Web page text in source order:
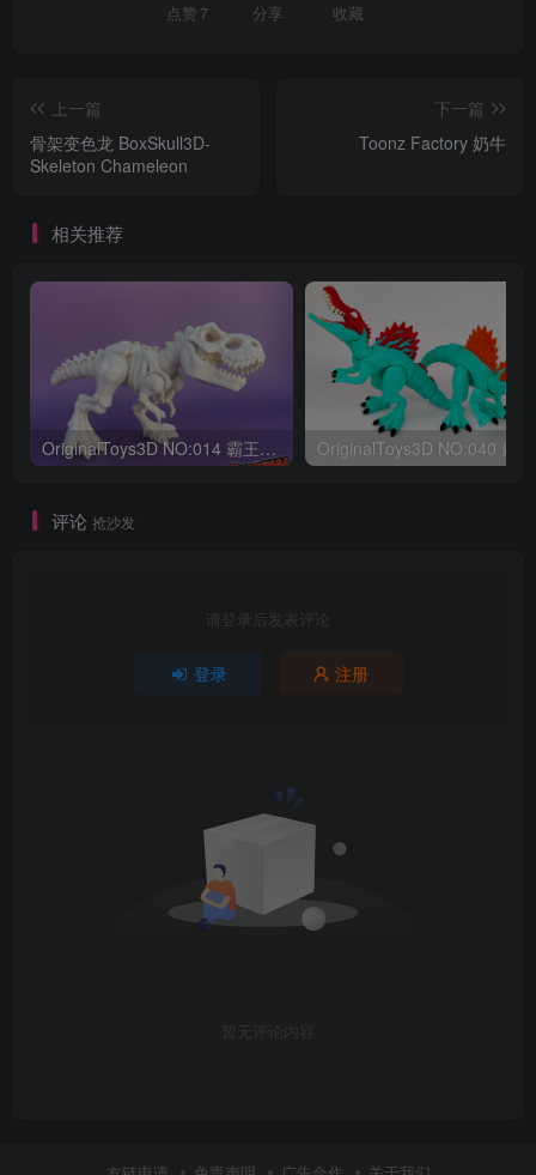
点赞 7 分享 收藏
上一篇
骨架变色龙 BoxSkull3D-
Skeleton Chameleon
下一篇
Toonz Factory 奶牛
相关推荐
OriginalToys3D NO:014 霸王龙骨架
评论 抢沙发
请登录后发表评论
登录 注册
暂无评论内容